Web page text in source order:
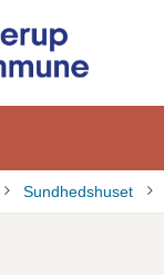
Sundhedshuset